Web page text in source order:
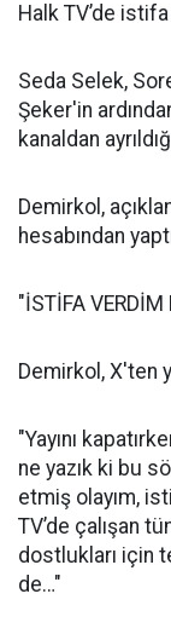
Halk TV’de
Seda Selek,
Şeker'in
kanaldan
Demirkol,
hesabından
"İSTİFA VERDİM
Demirkol, X'ten
"Yayını
ne yazık ki bu
etmiş olayım,
TV’de çalışan
dostlukları için
de…"